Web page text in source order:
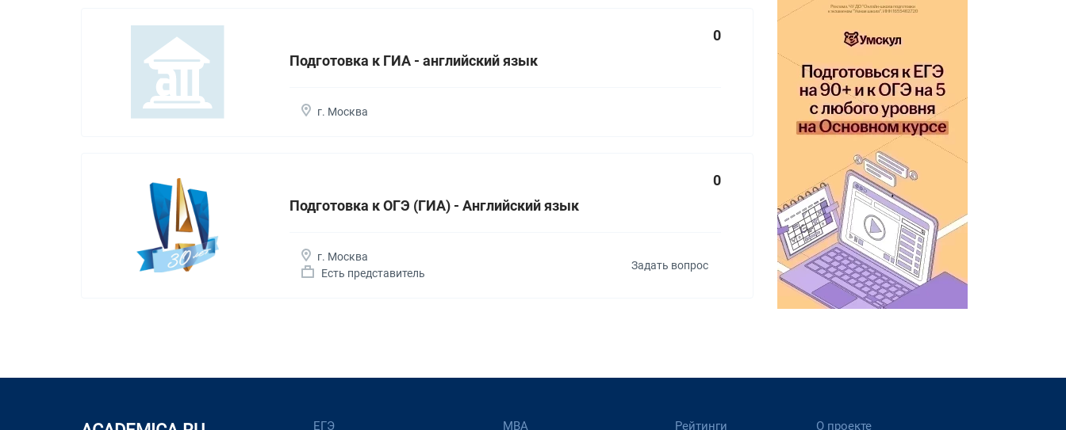
0
Подготовка к ГИА - английский язык
г. Москва
0
Подготовка к ОГЭ (ГИА) - Английский язык
г. Москва
Есть представитель
Задать вопрос
ЕГЭ МВА Рейтинги О проекте